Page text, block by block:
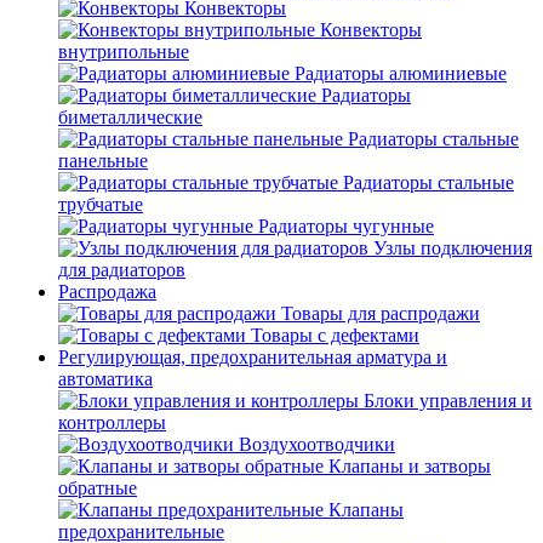
Конвекторы
Конвекторы
внутрипольные
Радиаторы алюминиевые
Радиаторы
биметаллические
Радиаторы стальные
панельные
Радиаторы стальные
трубчатые
Радиаторы чугунные
Узлы подключения
для радиаторов
Распродажа
Товары для распродажи
Товары с дефектами
Регулирующая, предохранительная арматура и
автоматика
Блоки управления и
контроллеры
Воздухоотводчики
Клапаны и затворы
обратные
Клапаны
предохранительные